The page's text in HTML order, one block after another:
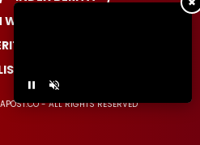
✖
MEDIA SIBER
- ALL RIGHTS RESERVED